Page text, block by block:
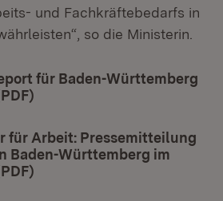
und Fachkräftebedarfs in
so die Ministerin.
für Baden-Württemberg
für Arbeit: Pressemitteilung
Baden-Württemberg im